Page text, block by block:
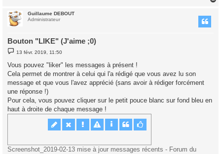
Guillaume DEBOUT
Administrateur
Bouton "LIKE" (J'aime ;0)
M
e
s
a
e
13 févr. 2019, 11:50
Vous pouvez "liker" les messages à présent !
Cela permet de montrer à celui qui l'a rédigé que vous avez lu son
message et que vous l'avez apprécié (sans avoir à rédiger forcément
une réponse !)
Pour cela, vous pouvez cliquer sur le petit pouce blanc sur fond bleu en
haut à droite de chaque message !
Screenshot_2019-02-13 mise à jour messages récents - Forum du